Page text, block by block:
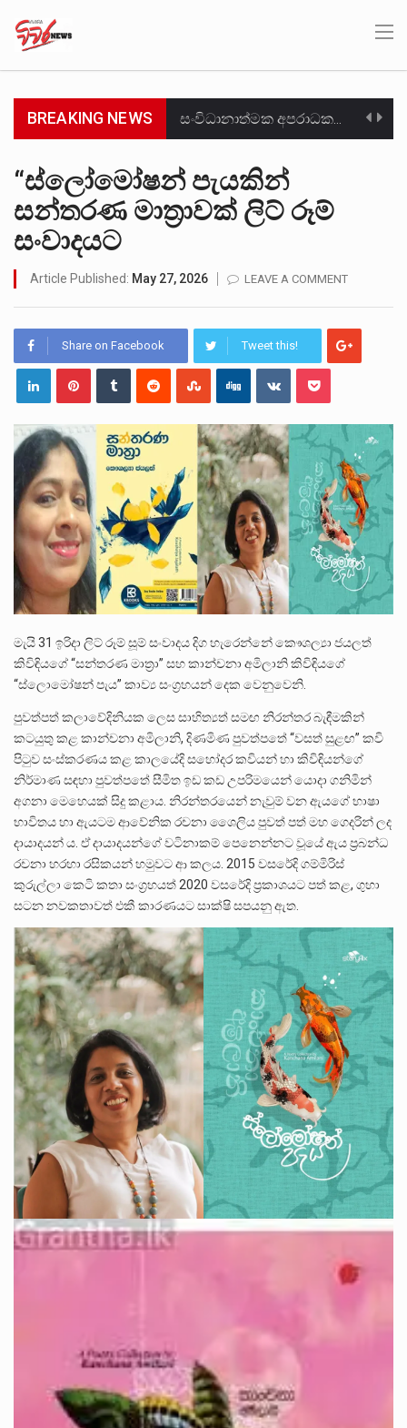
BREAKING NEWS සංවිධානාත්මක අපරාධකරුවකු වන ලොකු පැටිගේ ප්‍රධාන වෙඩික්කරු බවට සැක කරන ගිං ගඟේ ගිල්වා මරා දමා…
අගෝස්තු මස දෙවන ඉරිදා ලිට් රූම් සූම් සංවාදය පැවැත්වෙන්නේ "කතා කරන මහ වැව" නම් නකතාවක්…
ලාල් කාන්ත ඇමතිවරයා අධිකරණ විනිශ්චයකාරවරුන්ගේ විශ්‍රාම යෑමේ වයස සම්බන්ධයෙන් නිහඬව සිටින ලෙස තමාට දැනුම් දුන්…
මේ, දන්නා හඳුනන ලියන්නකුගේ නන්නාඳුනන අඩවියක සැරිසරා ලද ආස්වාදනීය මොහොතක සිංහාවලෝකනයකි .කෙටි කවියක දිගු බර…
වත්මන් ආණ්ඩුවේ ප්‍රධාන පාර්ශවකරුවා වන ජනතා විමුක්ති පෙරමුණේ කාලයක පටන් තිබුණු ප්‍රධාන සටන් පාඨයක් වූවේ…
“ස්ලෝමෝෂන් පැයකින්
සන්තරණ මාත්‍රාවක් ලිට් රූම්
සංවාද‍යට
Article Published: May 27, 2026 LEAVE A COMMENT
Share on Facebook Tweet this!
මැයි 31 ඉරිදා ලිට් රූම් සූම් සංවාදය දිග හැරෙන්නේ කෞශල්‍යා ජයලත්
කිවිඳියගේ “සන්තරණ මාත්‍රා” සහ කාන්චනා අමිලානි කිවිඳියගේ
“ස්ලොමෝෂන් පැය” කාව්‍ය සංග්‍රහයන් දෙක වෙනුවෙනි.
පුවත්පත් කලාවේදිනියක ලෙස සාහිත්‍යත් සමඟ නිරන්තර බැඳීමකින්
කටයුතු කළ කාන්චනා අමිලානි, දිණමිණ පුවත්පතේ “වසත් සුළඟ” කවි
පිටුව සංස්කරණය කළ කාලයේදි සහෝදර කවියන් හා කිවිඳියන්ගේ
නිර්මාණ සඳහා පුවත්පතේ සීමිත ඉඩ කඩ උපරිමයෙන් යොදා ගනිමින්
අගනා මෙහෙයක් සිදු කළාය. නිරන්තරයෙන් නැවුම් වන ඇයගේ භාෂා
භාවිතය හා ඇයටම ආවේනික රචනා ශෛලිය පුවත් පත් මහ ගෙදරින් ලද
දායාදයන් ය. ඒ දායාදයන්ගේ වටිනාකම් පෙනෙන්නට වූයේ ඇය ප්‍රබන්ධ
රචනා හරහා රසිකයන් හමුවට ආ කලය. 2015 වසරේදි ගම්මිරිස්
කුරුල්ලා කෙටි කතා සංග්‍රහයත් 2020 වසරේදි ප්‍රකාශයට පත් කළ, ගුහා
සටන නවකතාවත් එකී කාරණයට සාක්ෂි සපයනු ඇත.